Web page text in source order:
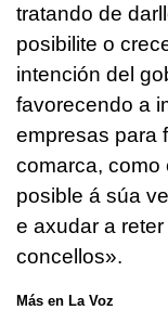
tratando de
posibilite o
intención del
favorecendo a
empresas para
comarca, como
posible á súa
e axudar a
concellos».
Más en La Voz